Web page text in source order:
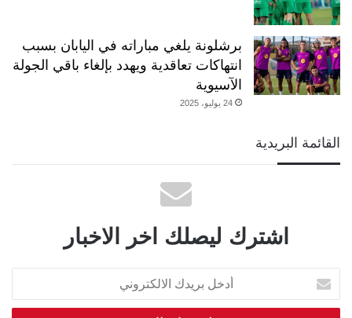
برشلونة يلغي مباراته في اليابان بسبب
انتهاكات تعاقدية ويهدد بإلغاء باقي الجولة
الآسيوية
24 يوليو، 2025
القائمة البريدية
اشترك ليصلك اخر الاخبار
أدخل
بريدك
الالكتروني